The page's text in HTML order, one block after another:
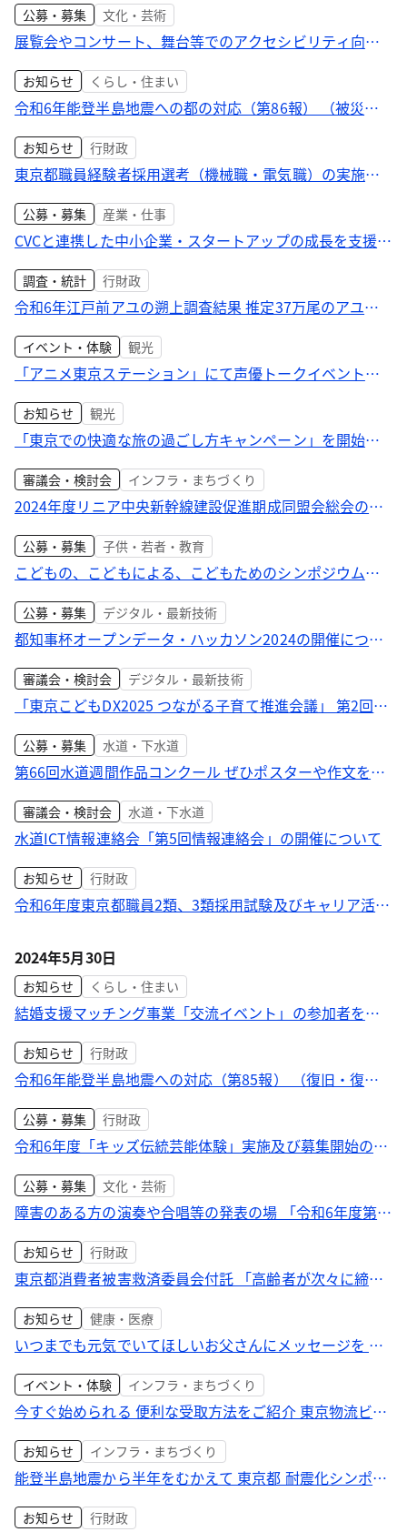
公募・募集 文化・芸術
展覧会やコンサート、舞台等でのアクセシビリティ向上
お知らせ くらし・住まい
令和6年能登半島地震への都の対応（第86報） （被災者
について）
お知らせ 行財政
東京都職員経験者採用選考（機械職・電気職）の実施に
公募・募集 産業・仕事
CVCと連携した中小企業・スタートアップの成長を支援し
調査・統計 行財政
令和6年江戸前アユの遡上調査結果 推定37万尾のアユが
イベント・体験 観光
「アニメ東京ステーション」にて声優トークイベントを
お知らせ 観光
「東京での快適な旅の過ごし方キャンペーン」を開始し
促進
審議会・検討会 インフラ・まちづくり
2024年度リニア中央新幹線建設促進期成同盟会総会の開
公募・募集 子供・若者・教育
こどもの、こどもによる、こどもためのシンポジウムが
参加者を募集します！
公募・募集 デジタル・最新技術
都知事杯オープンデータ・ハッカソン2024の開催につい
審議会・検討会 デジタル・最新技術
「東京こどもDX2025 つながる子育て推進会議」 第2回会
公募・募集 水道・下水道
第66回水道週間作品コンクール ぜひポスターや作文をお
審議会・検討会 水道・下水道
水道ICT情報連絡会「第5回情報連絡会」の開催について
お知らせ 行財政
令和6年度東京都職員2類、3類採用試験及びキャリア活用
2024年5月30日
お知らせ くらし・住まい
結婚支援マッチング事業「交流イベント」の参加者を募
お知らせ 行財政
令和6年能登半島地震への対応（第85報） （復旧・復興
公募・募集 行財政
令和6年度「キッズ伝統芸能体験」実施及び募集開始のご
出会う子供たちへ
公募・募集 文化・芸術
障害のある方の演奏や合唱等の発表の場 「令和6年度第1
お知らせ 行財政
東京都消費者被害救済委員会付託 「高齢者が次々に締結
決を付託しました
お知らせ 健康・医療
いつまでも元気でいてほしいお父さんにメッセージを が
します！
イベント・体験 インフラ・まちづくり
今すぐ始められる 便利な受取方法をご紹介 東京物流ビズ
お知らせ インフラ・まちづくり
能登半島地震から半年をむかえて 東京都 耐震化シンポジ
お知らせ 行財政